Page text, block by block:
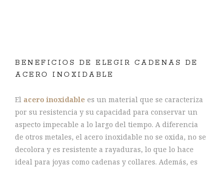
BENEFICIOS DE ELEGIR CADENAS DE
ACERO INOXIDABLE
El acero inoxidable es un material que se caracteriza
por su resistencia y su capacidad para conservar un
aspecto impecable a lo largo del tiempo. A diferencia
de otros metales, el acero inoxidable no se oxida, no se
decolora y es resistente a rayaduras, lo que lo hace
ideal para joyas como cadenas y collares. Además, es